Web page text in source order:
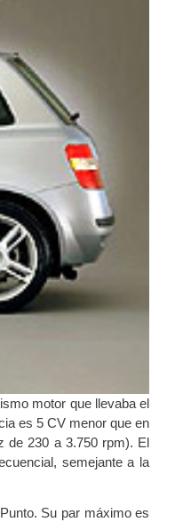
motor que llevaba el
es 5 CV menor que en
230 a 3.750 rpm). El
semejante a la
Su par máximo es